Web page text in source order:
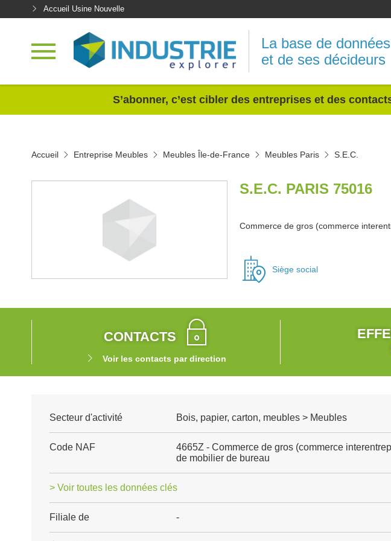
Accueil Usine Nouvelle
La base de
et de ses décideurs
S’abonner, c’est cibler des entreprises et des
Accueil Entreprise Meubles Meubles Île-de-France Meubles Paris S.E.C.
S.E.C. PARIS 75016
Commerce de gros (commerce
Siège social
CONTACTS
Voir les contacts par direction
Secteur d'activité Bois, papier, carton, meubles > Meubles
Code NAF
4665Z - Commerce de gros (commerce
de mobilier de bureau
> Voir toutes les données clés
Filiale de -